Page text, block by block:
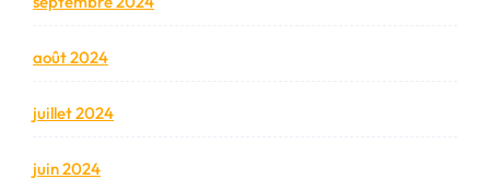
août 2024
juillet 2024
juin 2024